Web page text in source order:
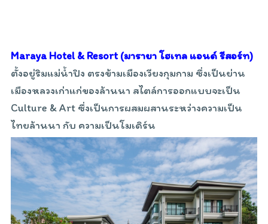
Maraya Hotel & Resort (มารายา โฮเทล แอนด์ รีสอร์ท)
ตั้งอยู่ริมแม่น้ำปิง ตรงข้ามเมืองเวียงกุมกาม ซึ่งเป็นย่าน
เมืองหลวงเก่าแก่ของล้านนา สไตล์การออกแบบจะเป็น
Culture & Art ซึ่งเป็นการผสมผสานระหว่างความเป็น
ไทยล้านนา กับ ความเป็นโมเดิร์น